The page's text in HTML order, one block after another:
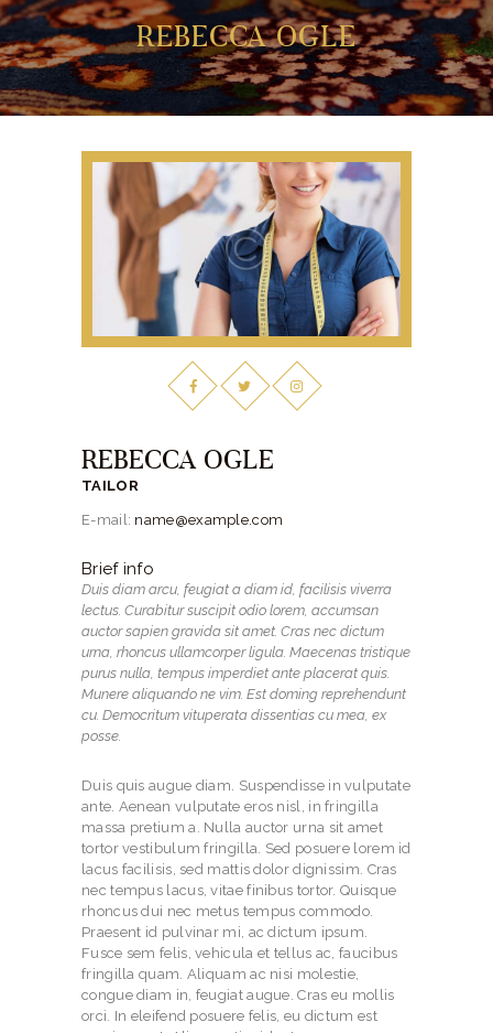
REBECCA OGLE
REBECCA OGLE
TAILOR
E-mail: name@example.com
Brief info
Duis diam arcu, feugiat a diam id, facilisis viverra
lectus. Curabitur suscipit odio lorem, accumsan
auctor sapien gravida sit amet. Cras nec dictum
urna, rhoncus ullamcorper ligula. Maecenas tristique
purus nulla, tempus imperdiet ante placerat quis.
Munere aliquando ne vim. Est doming reprehendunt
cu. Democritum vituperata dissentias cu mea, ex
posse.
Duis quis augue diam. Suspendisse in vulputate
ante. Aenean vulputate eros nisl, in fringilla
massa pretium a. Nulla auctor urna sit amet
tortor vestibulum fringilla. Sed posuere lorem id
lacus facilisis, sed mattis dolor dignissim. Cras
nec tempus lacus, vitae finibus tortor. Quisque
rhoncus dui nec metus tempus commodo.
Praesent id pulvinar mi, ac dictum ipsum.
Fusce sem felis, vehicula et tellus ac, faucibus
fringilla quam. Aliquam ac nisi molestie,
congue diam in, feugiat augue. Cras eu mollis
orci. In eleifend posuere felis, eu dictum est